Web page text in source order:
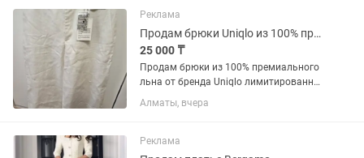
айвори Размер: S, M ...
Реклама
Продам брюки Uniqlo из 100% премиального льна коллекция С
25 000 ₸
Продам брюки из 100% премиального
льна от бренда Uniqlo лимитированна
коллекция С, их уже практически нигде
нет в этом цвете, Размер S-М, на 42-44,
рост.
Алматы, вчера
Реклама